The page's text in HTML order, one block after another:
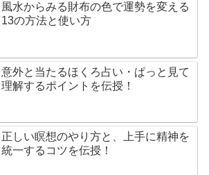
風水からみる財布の色で運勢を変える
13の方法と使い方
意外と当たるほくろ占い・ぱっと見て
理解するポイントを伝授！
正しい瞑想のやり方と、上手に精神を
統一するコツを伝授！